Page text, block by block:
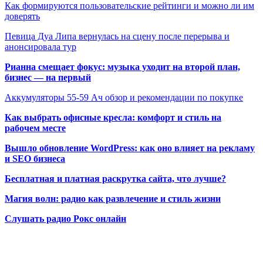
Как формируются пользовательские рейтинги и можно ли им
доверять
Певица Дуа Липа вернулась на сцену после перерыва и
анонсировала тур
Рианна смещает фокус: музыка уходит на второй план,
бизнес — на первый
Аккумуляторы 55-59 Ач обзор и рекомендации по покупке
Как выбрать офисные кресла: комфорт и стиль на
рабочем месте
Вышло обновление WordPress: как оно влияет на рекламу
и SEO бизнеса
Бесплатная и платная раскрутка сайта, что лучше?
Магия волн: радио как развлечение и стиль жизни
Слушать радио Рокс онлайн